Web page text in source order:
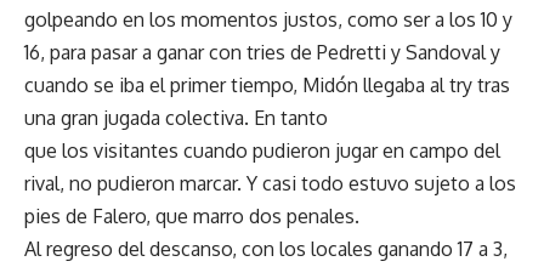
golpeando en los momentos justos, como ser a los 10 y
16, para pasar a ganar con tries de Pedretti y Sandoval y
cuando se iba el primer tiempo, Midón llegaba al try tras
una gran jugada colectiva. En tanto
que los visitantes cuando pudieron jugar en campo del
rival, no pudieron marcar. Y casi todo estuvo sujeto a los
pies de Falero, que marro dos penales.
Al regreso del descanso, con los locales ganando 17 a 3,